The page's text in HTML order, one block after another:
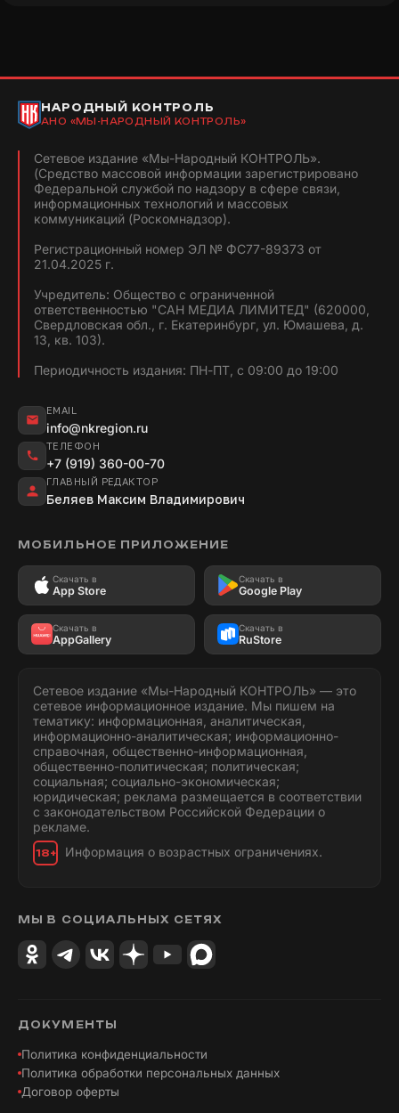
НАРОДНЫЙ КОНТРОЛЬ
АНО «МЫ-НАРОДНЫЙ КОНТРОЛЬ»
Сетевое издание «Мы-Народный КОНТРОЛЬ».
(Средство массовой информации зарегистрировано
Федеральной службой по надзору в сфере связи,
информационных технологий и массовых
коммуникаций (Роскомнадзор).
Регистрационный номер ЭЛ № ФС77-89373 от
21.04.2025 г.
Учредитель: Общество с ограниченной
ответственностью "САН МЕДИА ЛИМИТЕД" (620000,
Свердловская обл., г. Екатеринбург, ул. Юмашева, д.
13, кв. 103).
Периодичность издания: ПН-ПТ, с 09:00 до 19:00
EMAIL
info@nkregion.ru
ТЕЛЕФОН
+7 (919) 360-00-70
ГЛАВНЫЙ РЕДАКТОР
Беляев Максим Владимирович
МОБИЛЬНОЕ ПРИЛОЖЕНИЕ
Скачать в
App Store
Скачать в
Google Play
Скачать в
AppGallery
Скачать в
RuStore
Сетевое издание «Мы-Народный КОНТРОЛЬ» — это
сетевое информационное издание. Мы пишем на
тематику: информационная, аналитическая,
информационно-аналитическая; информационно-
справочная, общественно-информационная,
общественно-политическая; политическая;
социальная; социально-экономическая;
юридическая; реклама размещается в соответствии
с законодательством Российской Федерации о
рекламе.
18+ Информация о возрастных ограничениях.
МЫ В СОЦИАЛЬНЫХ СЕТЯХ
ДОКУМЕНТЫ
Политика конфиденциальности
Политика обработки персональных данных
Договор оферты